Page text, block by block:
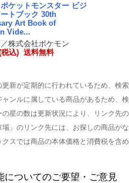
ポケットモンスター ビジ
ートブック 30th
Art Book of
Vide...
株式会社ポケモン
税込) 送料無料
新が定期的に行われているため、検
ンルに属している商品があるため、
星の数は更新状況により、リンク先
」のリンク先には、お探しの商品が
スでは商品の本体価格と消費税を含
についてのご要望・ご意見